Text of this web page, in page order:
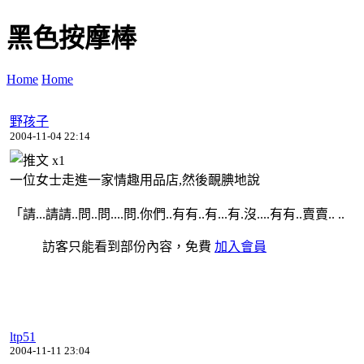
黑色按摩棒
Home Home
野孩子
2004-11-04 22:14
x1
一位女士走進一家情趣用品店,然後靦腆地說
「請...請請..問..問....問.你們..有有..有...有.沒....有有..賣賣.. ..
訪客只能看到部份內容，免費 加入會員
ltp51
2004-11-11 23:04